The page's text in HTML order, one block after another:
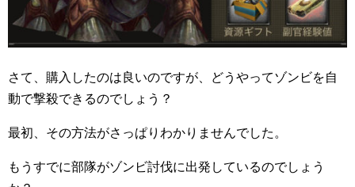
さて、購入したのは良いのですが、どうやってゾンビを自
動で撃殺できるのでしょう？
最初、その方法がさっぱりわかりませんでした。
もうすでに部隊がゾンビ討伐に出発しているのでしょう